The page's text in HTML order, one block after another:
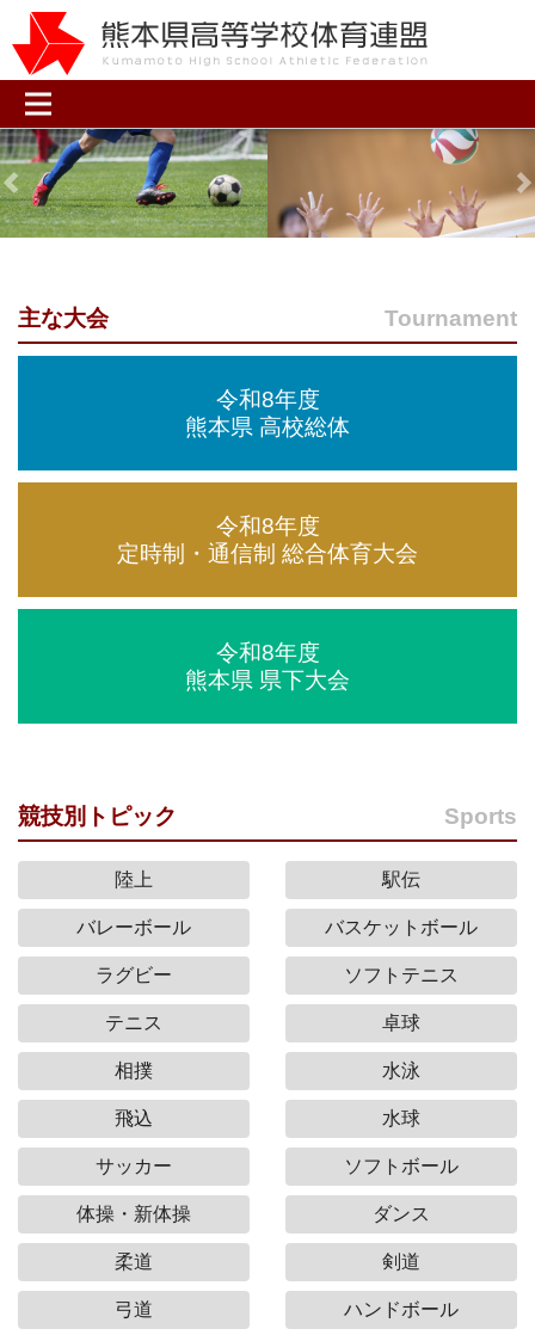
Previous
主な大会 Tournament
令和8年度
熊本県 高校総体
令和8年度
定時制・通信制 総合体育大会
令和8年度
熊本県 県下大会
競技別トピック Sports
陸上 駅伝
バレーボール バスケットボール
ラグビー ソフトテニス
テニス 卓球
相撲 水泳
飛込 水球
サッカー ソフトボール
体操・新体操 ダンス
柔道 剣道
弓道 ハンドボール